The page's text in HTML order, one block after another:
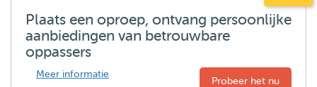
Plaats een oproep, ontvang persoonlijke
aanbiedingen van betrouwbare
oppassers
Meer informatie
Probeer het nu